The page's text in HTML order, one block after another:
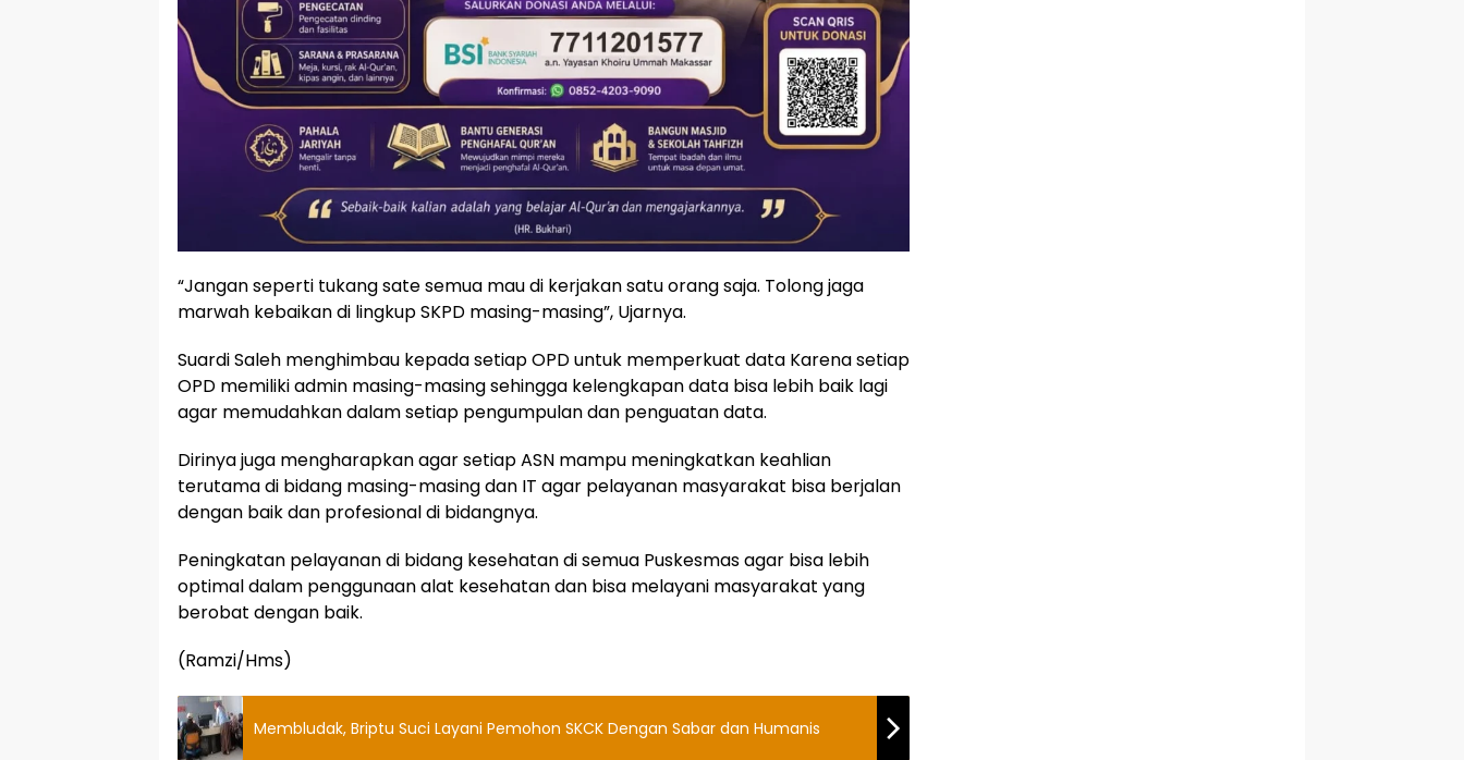
“Jangan seperti tukang sate semua mau di kerjakan satu orang saja. Tolong jaga
marwah kebaikan di lingkup SKPD masing-masing”, Ujarnya.
Suardi Saleh menghimbau kepada setiap OPD untuk memperkuat data Karena setiap
OPD memiliki admin masing-masing sehingga kelengkapan data bisa lebih baik lagi
agar memudahkan dalam setiap pengumpulan dan penguatan data.
Dirinya juga mengharapkan agar setiap ASN mampu meningkatkan keahlian
terutama di bidang masing-masing dan IT agar pelayanan masyarakat bisa berjalan
dengan baik dan profesional di bidangnya.
Peningkatan pelayanan di bidang kesehatan di semua Puskesmas agar bisa lebih
optimal dalam penggunaan alat kesehatan dan bisa melayani masyarakat yang
berobat dengan baik.
(Ramzi/Hms)
Membludak, Briptu Suci Layani Pemohon SKCK Dengan Sabar dan Humanis